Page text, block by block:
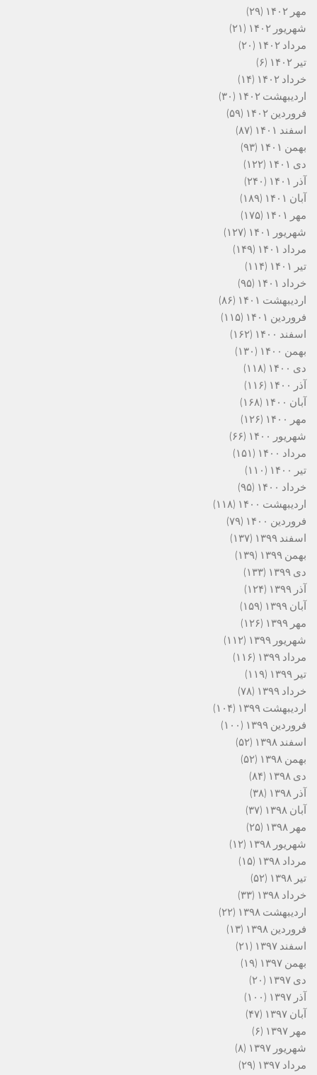
مهر ۱۴۰۲
(۲۹)
شهریور ۱۴۰۲
(۲۱)
مرداد ۱۴۰۲
(۲۰)
تیر ۱۴۰۲
(۶)
خرداد ۱۴۰۲
(۱۴)
اردیبهشت ۱۴۰۲
(۳۰)
فروردین ۱۴۰۲
(۵۹)
اسفند ۱۴۰۱
(۸۷)
بهمن ۱۴۰۱
(۹۳)
دی ۱۴۰۱
(۱۲۲)
آذر ۱۴۰۱
(۲۴۰)
آبان ۱۴۰۱
(۱۸۹)
مهر ۱۴۰۱
(۱۷۵)
شهریور ۱۴۰۱
(۱۲۷)
مرداد ۱۴۰۱
(۱۴۹)
تیر ۱۴۰۱
(۱۱۴)
خرداد ۱۴۰۱
(۹۵)
اردیبهشت ۱۴۰۱
(۸۶)
فروردین ۱۴۰۱
(۱۱۵)
اسفند ۱۴۰۰
(۱۶۲)
بهمن ۱۴۰۰
(۱۳۰)
دی ۱۴۰۰
(۱۱۸)
آذر ۱۴۰۰
(۱۱۶)
آبان ۱۴۰۰
(۱۶۸)
مهر ۱۴۰۰
(۱۲۶)
شهریور ۱۴۰۰
(۶۶)
مرداد ۱۴۰۰
(۱۵۱)
تیر ۱۴۰۰
(۱۱۰)
خرداد ۱۴۰۰
(۹۵)
اردیبهشت ۱۴۰۰
(۱۱۸)
فروردین ۱۴۰۰
(۷۹)
اسفند ۱۳۹۹
(۱۳۷)
بهمن ۱۳۹۹
(۱۳۹)
دی ۱۳۹۹
(۱۳۳)
آذر ۱۳۹۹
(۱۲۴)
آبان ۱۳۹۹
(۱۵۹)
مهر ۱۳۹۹
(۱۲۶)
شهریور ۱۳۹۹
(۱۱۲)
مرداد ۱۳۹۹
(۱۱۶)
تیر ۱۳۹۹
(۱۱۹)
خرداد ۱۳۹۹
(۷۸)
اردیبهشت ۱۳۹۹
(۱۰۴)
فروردین ۱۳۹۹
(۱۰۰)
اسفند ۱۳۹۸
(۵۲)
بهمن ۱۳۹۸
(۵۲)
دی ۱۳۹۸
(۸۴)
آذر ۱۳۹۸
(۳۸)
آبان ۱۳۹۸
(۳۷)
مهر ۱۳۹۸
(۲۵)
شهریور ۱۳۹۸
(۱۲)
مرداد ۱۳۹۸
(۱۵)
تیر ۱۳۹۸
(۵۲)
خرداد ۱۳۹۸
(۳۳)
اردیبهشت ۱۳۹۸
(۲۲)
فروردین ۱۳۹۸
(۱۳)
اسفند ۱۳۹۷
(۲۱)
بهمن ۱۳۹۷
(۱۹)
دی ۱۳۹۷
(۲۰)
آذر ۱۳۹۷
(۱۰۰)
آبان ۱۳۹۷
(۴۷)
مهر ۱۳۹۷
(۶)
شهریور ۱۳۹۷
(۸)
مرداد ۱۳۹۷
(۲۹)